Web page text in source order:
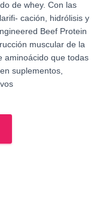
de whey. Con las
cación, hidrólisis y
Beef Protein
muscular de la
aminoácido que todas
suplementos,